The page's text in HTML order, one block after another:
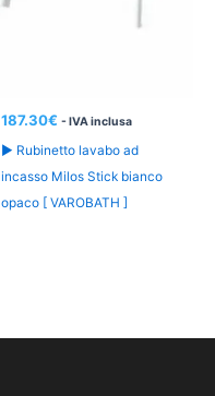
187.30€ - IVA inclusa
► Rubinetto lavabo ad
incasso Milos Stick bianco
opaco [ VAROBATH ]